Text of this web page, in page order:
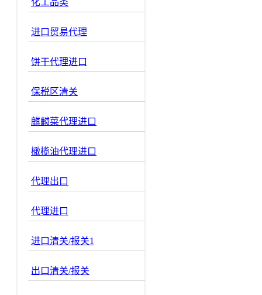
化工品类
进口贸易代理
饼干代理进口
保税区清关
麒麟菜代理进口
橄榄油代理进口
代理出口
代理进口
进口清关/报关1
出口清关/报关